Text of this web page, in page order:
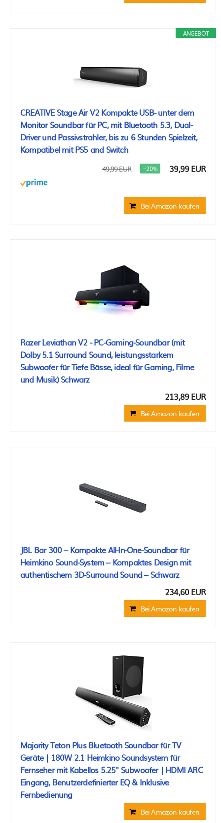
ANGEBOT
CREATIVE Stage Air V2 Kompakte USB- unter dem
Monitor Soundbar für PC, mit Bluetooth 5.3, Dual-
Driver und Passivstrahler, bis zu 6 Stunden Spielzeit,
Kompatibel mit PS5 and Switch
49,99 EUR −20% 39,99 EUR
Bei Amazon kaufen
Razer Leviathan V2 - PC-Gaming-Soundbar (mit
Dolby 5.1 Surround Sound, leistungsstarkem
Subwoofer für Tiefe Bässe, ideal für Gaming, Filme
und Musik) Schwarz
213,89 EUR
Bei Amazon kaufen
JBL Bar 300 – Kompakte All-In-One-Soundbar für
Heimkino Sound-System – Kompaktes Design mit
authentischem 3D-Surround Sound – Schwarz
234,60 EUR
Bei Amazon kaufen
Majority Teton Plus Bluetooth Soundbar für TV
Geräte | 180W 2.1 Heimkino Soundsystem für
Fernseher mit Kabellos 5.25" Subwoofer | HDMI ARC
Eingang, Benutzerdefinierter EQ & Inklusive
Fernbedienung
Bei Amazon kaufen